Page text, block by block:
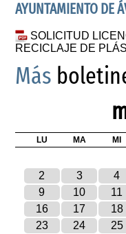
AYUNTAMIENTO DE
SOLICITUD
RECICLAJE DE
Más
LU MA MI
2
3 4
9
10 11
16
17 18
23
24 25